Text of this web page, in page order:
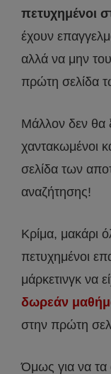
πετυχημένοι
έχουν
αλλά να μην
πρώτη σελίδα
Μάλλον δεν θα
χαντακωμένοι
σελίδα των
αναζήτησης!
Κρίμα, μακάρι
πετυχημένοι
μάρκετινγκ να
δωρεάν
στην πρώτη
Όμως για να